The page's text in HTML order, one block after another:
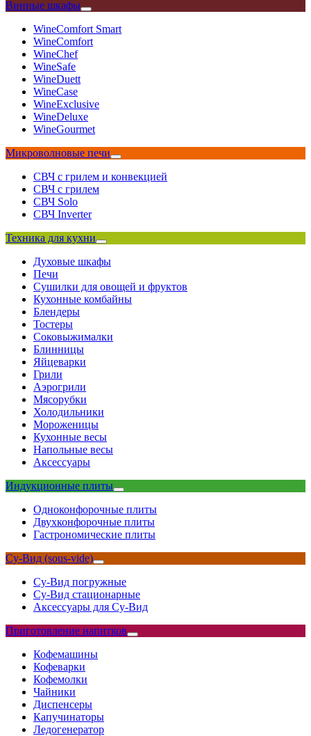
Винные шкафы
WineComfort Smart
WineComfort
WineChef
WineSafe
WineDuett
WineCase
WineExclusive
WineDeluxe
WineGourmet
Микроволновые печи
СВЧ с грилем и конвекцией
СВЧ с грилем
СВЧ Solo
СВЧ Inverter
Техника для кухни
Духовые шкафы
Печи
Сушилки для овощей и фруктов
Кухонные комбайны
Блендеры
Тостеры
Соковыжималки
Блинницы
Яйцеварки
Грили
Аэрогрили
Мясорубки
Холодильники
Мороженицы
Кухонные весы
Напольные весы
Аксессуары
Индукционные плиты
Одноконфорочные плиты
Двухконфорочные плиты
Гастрономические плиты
Су-Вид (sous-vide)
Су-Вид погружные
Су-Вид стационарные
Аксессуары для Су-Вид
Приготовление напитков
Кофемашины
Кофеварки
Кофемолки
Чайники
Диспенсеры
Капучинаторы
Ледогенератор